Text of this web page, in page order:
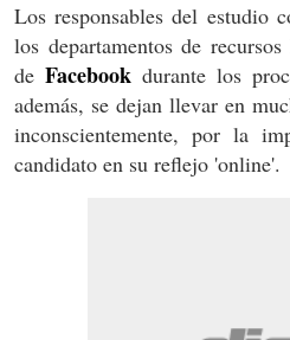
Los responsables del estudio
los departamentos de
de Facebook durante los
además, se dejan llevar en
inconscientemente, por la
candidato en su reflejo 'online'.